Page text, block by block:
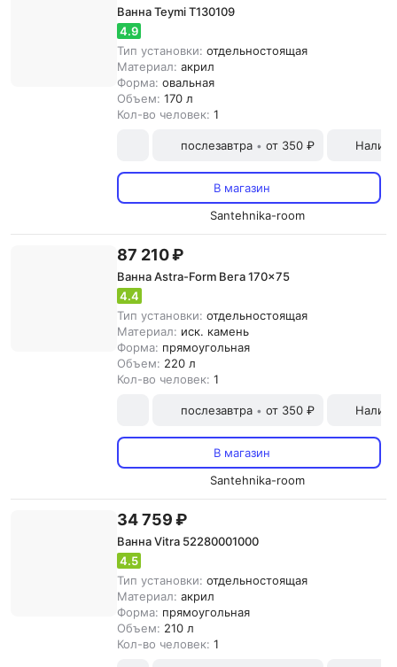
Ванна Teymi T130109
4.9
Тип установки: отдельностоящая
Материал: акрил
Форма: овальная
Объем: 170 л
Кол-во человек: 1
послезавтра • от 350 ₽
В магазин
Santehnika-room
87 210 ₽
Ванна Astra-Form Вега 170x75
4.4
Тип установки: отдельностоящая
Материал: иск. камень
Форма: прямоугольная
Объем: 220 л
Кол-во человек: 1
послезавтра • от 350 ₽
В магазин
Santehnika-room
34 759 ₽
Ванна Vitra 52280001000
4.5
Тип установки: отдельностоящая
Материал: акрил
Форма: прямоугольная
Объем: 210 л
Кол-во человек: 1